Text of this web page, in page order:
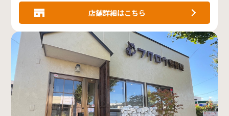
店舗詳細はこちら